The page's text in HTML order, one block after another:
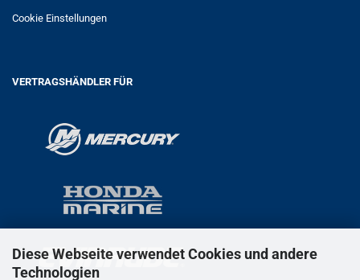
Diese Webseite verwendet Cookies und andere
Technologien
Cookie Einstellungen
VERTRAGSHÄNDLER FÜR